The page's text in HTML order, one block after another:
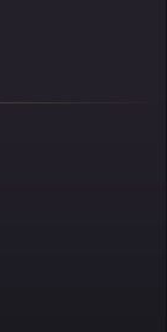
않았
구나.
다. 주
작했